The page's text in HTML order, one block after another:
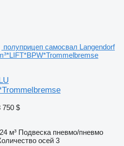
полуприцеп самосвал Langendorf
750 $
24 м³ Подвеска пневмо/пневмо
осей 3